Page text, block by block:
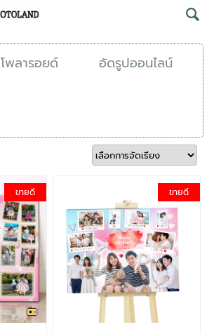
โพลารอยด์ อัดรูปออนไลน์
ขายดี ขายดี